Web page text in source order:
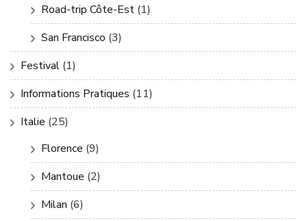
Road-trip Côte-Est (1)
San Francisco (3)
Festival (1)
Informations Pratiques (11)
Italie (25)
Florence (9)
Mantoue (2)
Milan (6)